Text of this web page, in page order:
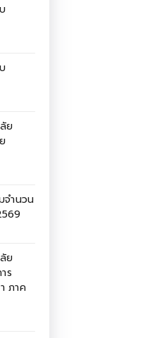
ย
จำนวน
ย
ร
ภาค